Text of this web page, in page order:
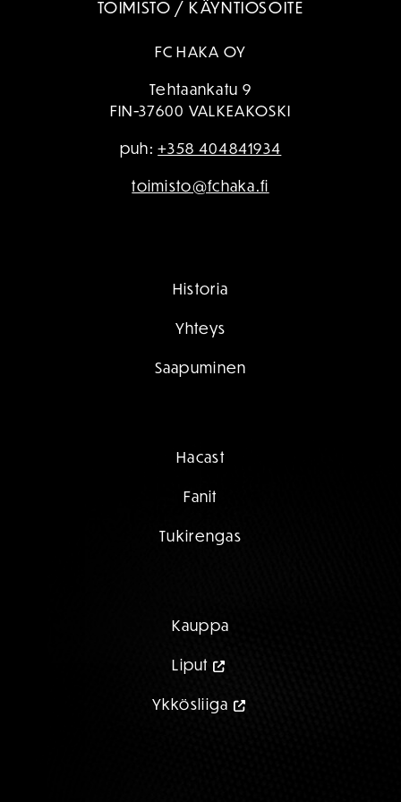
TOIMISTO / KÄYNTIOSOITE
FC HAKA OY
Tehtaankatu 9
FIN-37600 VALKEAKOSKI
puh:+358 404841934
toimisto@fchaka.fi
Historia
Yhteys
Saapuminen
Hacast
Fanit
Tukirengas
Kauppa
Liput
Ykkösliiga